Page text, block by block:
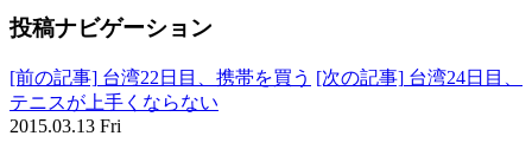
投稿ナビゲーション
[前の記事] 台湾22日目、携帯を買う [次の記事] 台湾24日目、
テニスが上手くならない
2015.03.13 Fri